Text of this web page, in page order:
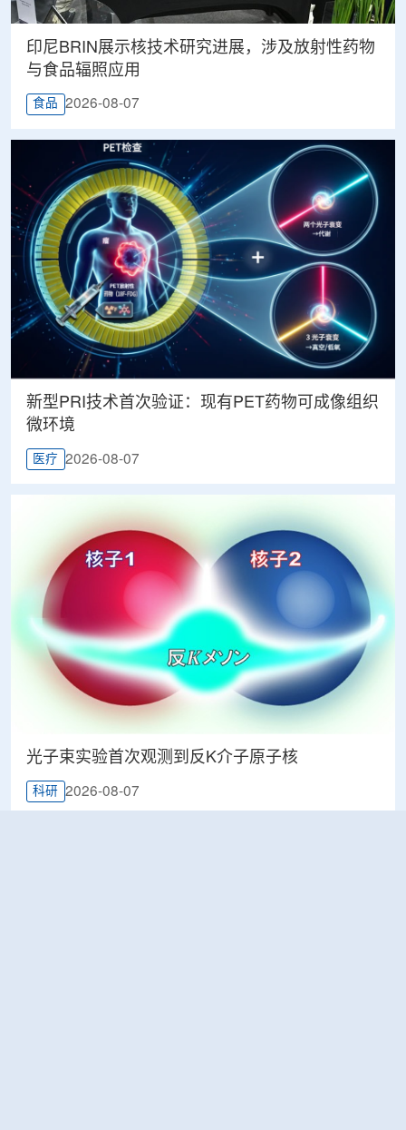
印尼BRIN展示核技术研究进展，涉及放射性药物
与食品辐照应用
食品 2026-08-07
新型PRI技术首次验证：现有PET药物可成像组织
微环境
医疗 2026-08-07
光子束实验首次观测到反K介子原子核
科研 2026-08-07